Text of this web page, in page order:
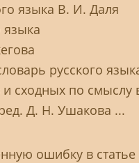
языка В. И. Даля
русского
сходных по
Д. Н. Ушакова ...
ошибку в